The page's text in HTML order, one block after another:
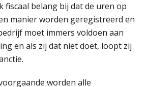
fiscaal belang bij dat de uren op
manier worden geregistreerd en
moet immers voldoen aan
en als zij dat niet doet, loopt zij
worden alle
Verbeek Praehep
Summercourse Update loonheffingen en arbeidsrecht